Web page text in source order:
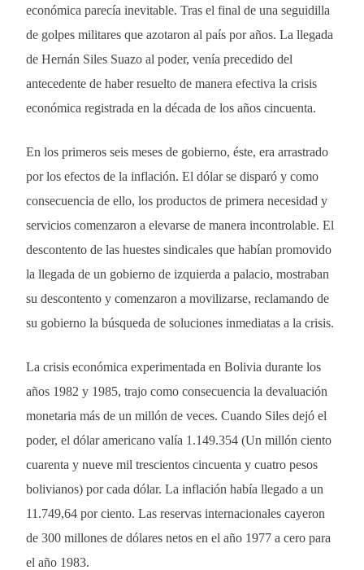
económica parecía inevitable. Tras el final de una seguidilla
de golpes militares que azotaron al país por años. La llegada
de Hernán Siles Suazo al poder, venía precedido del
antecedente de haber resuelto de manera efectiva la crisis
económica registrada en la década de los años cincuenta.
En los primeros seis meses de gobierno, éste, era arrastrado
por los efectos de la inflación. El dólar se disparó y como
consecuencia de ello, los productos de primera necesidad y
servicios comenzaron a elevarse de manera incontrolable. El
descontento de las huestes sindicales que habían promovido
la llegada de un gobierno de izquierda a palacio, mostraban
su descontento y comenzaron a movilizarse, reclamando de
su gobierno la búsqueda de soluciones inmediatas a la crisis.
La crisis económica experimentada en Bolivia durante los
años 1982 y 1985, trajo como consecuencia la devaluación
monetaria más de un millón de veces. Cuando Siles dejó el
poder, el dólar americano valía 1.149.354 (Un millón ciento
cuarenta y nueve mil trescientos cincuenta y cuatro pesos
bolivianos) por cada dólar. La inflación había llegado a un
11.749,64 por ciento. Las reservas internacionales cayeron
de 300 millones de dólares netos en el año 1977 a cero para
el año 1983.